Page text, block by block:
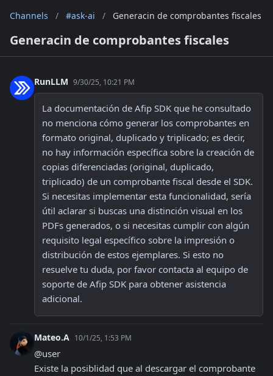
Channels / #ask-ai / Generacin de comprobantes fiscales
Generacin de comprobantes fiscales
RunLLM 9/30/25, 10:21 PM
La documentación de Afip SDK que he consultado
no menciona cómo generar los comprobantes en
formato original, duplicado y triplicado; es decir,
no hay información específica sobre la creación de
copias diferenciadas (original, duplicado,
triplicado) de un comprobante fiscal desde el SDK.
Si necesitas implementar esta funcionalidad, sería
útil aclarar si buscas una distinción visual en los
PDFs generados, o si necesitas cumplir con algún
requisito legal específico sobre la impresión o
distribución de estos ejemplares. Si esto no
resuelve tu duda, por favor contacta al equipo de
soporte de Afip SDK para obtener asistencia
adicional.
Mateo.A 10/1/25, 1:53 PM
@user
Existe la posiblidad que al descargar el comprobante